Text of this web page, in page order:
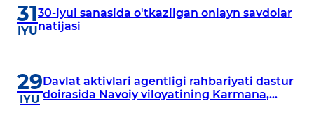
31
IYU
30-iyul sanasida o'tkazilgan onlayn savdolar
natijasi
29
IYU
Davlat aktivlari agentligi rahbariyati dastur
doirasida Navoiy viloyatining Karmana,